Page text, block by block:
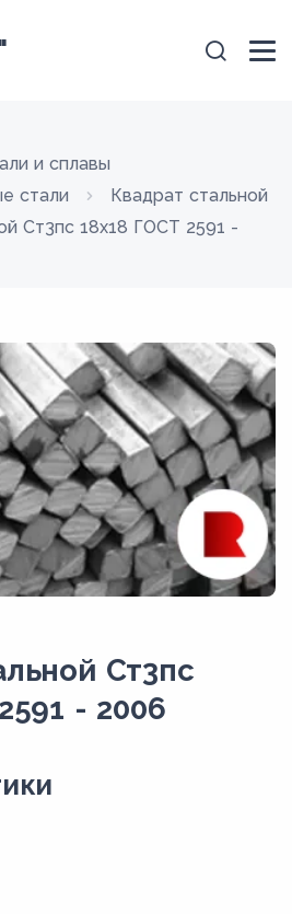
и сплавы
стали
Квадрат стальной
Ст3пс 18x18 ГОСТ 2591 -
Ст3пс
- 2006